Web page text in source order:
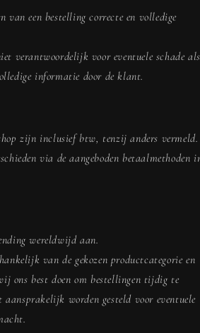
van een bestelling correcte en volledige
verantwoordelijk voor eventuele schade als
informatie door de klant.
zijn inclusief btw, tenzij anders vermeld.
via de aangeboden betaalmethoden
wereldwijd aan.
van de gekozen productcategorie en
ons best doen om bestellingen tijdig te
worden gesteld voor eventuele